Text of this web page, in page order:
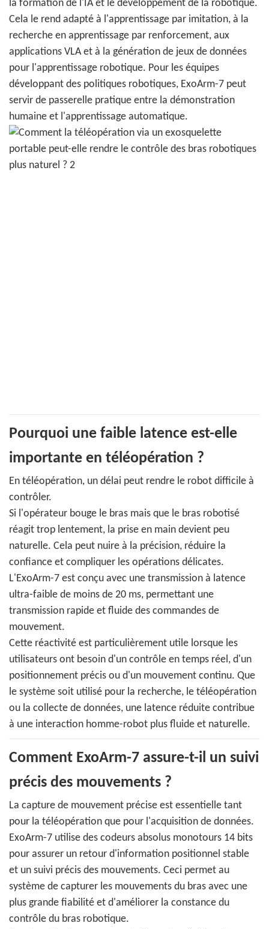
la formation de l'IA et le développement de la robotique.
Cela le rend adapté à l'apprentissage par imitation, à la
recherche en apprentissage par renforcement, aux
applications VLA et à la génération de jeux de données
pour l'apprentissage robotique. Pour les équipes
développant des politiques robotiques, ExoArm-7 peut
servir de passerelle pratique entre la démonstration
humaine et l'apprentissage automatique.
Pourquoi une faible latence est-elle
importante en téléopération ?
En téléopération, un délai peut rendre le robot difficile à
contrôler.
Si l'opérateur bouge le bras mais que le bras robotisé
réagit trop lentement, la prise en main devient peu
naturelle. Cela peut nuire à la précision, réduire la
confiance et compliquer les opérations délicates.
L'ExoArm-7 est conçu avec une transmission à latence
ultra-faible de moins de 20 ms, permettant une
transmission rapide et fluide des commandes de
mouvement.
Cette réactivité est particulièrement utile lorsque les
utilisateurs ont besoin d'un contrôle en temps réel, d'un
positionnement précis ou d'un mouvement continu. Que
le système soit utilisé pour la recherche, le téléopération
ou la collecte de données, une latence réduite contribue
à une interaction homme-robot plus fluide et naturelle.
Comment ExoArm-7 assure-t-il un suivi
précis des mouvements ?
La capture de mouvement précise est essentielle tant
pour la téléopération que pour l'acquisition de données.
ExoArm-7 utilise des codeurs absolus monotours 14 bits
pour assurer un retour d'information positionnel stable
et un suivi précis des mouvements. Ceci permet au
système de capturer les mouvements du bras avec une
plus grande fiabilité et d'améliorer la constance du
contrôle du bras robotique.